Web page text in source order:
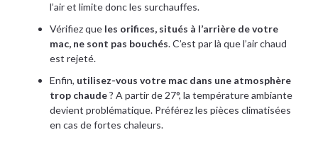
l’air et limite donc les surchauffes.
Vérifiez que les orifices, situés à l’arrière de votre
mac, ne sont pas bouchés. C’est par là que l’air chaud
est rejeté.
Enfin, utilisez-vous votre mac dans une atmosphère
trop chaude? A partir de 27°, la température ambiante
devient problématique. Préférez les pièces climatisées
en cas de fortes chaleurs.